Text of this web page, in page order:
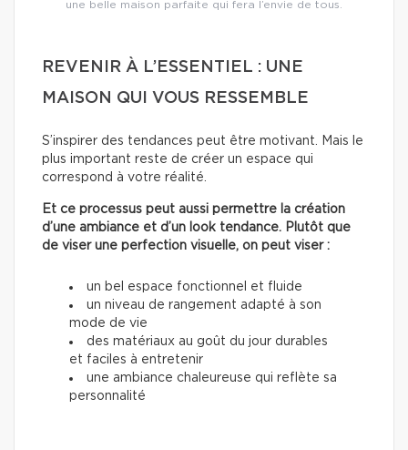
une belle maison parfaite qui fera l’envie de tous.
REVENIR À L’ESSENTIEL : UNE
MAISON QUI VOUS RESSEMBLE
S’inspirer des tendances peut être motivant. Mais le
plus important reste de créer un espace qui
correspond à votre réalité.
Et ce processus peut aussi permettre la création
d’une ambiance et d’un look tendance. Plutôt que
de viser une perfection visuelle, on peut viser :
un bel espace fonctionnel et fluide
un niveau de rangement adapté à son
mode de vie
des matériaux au goût du jour durables
et faciles à entretenir
une ambiance chaleureuse qui reflète sa
personnalité